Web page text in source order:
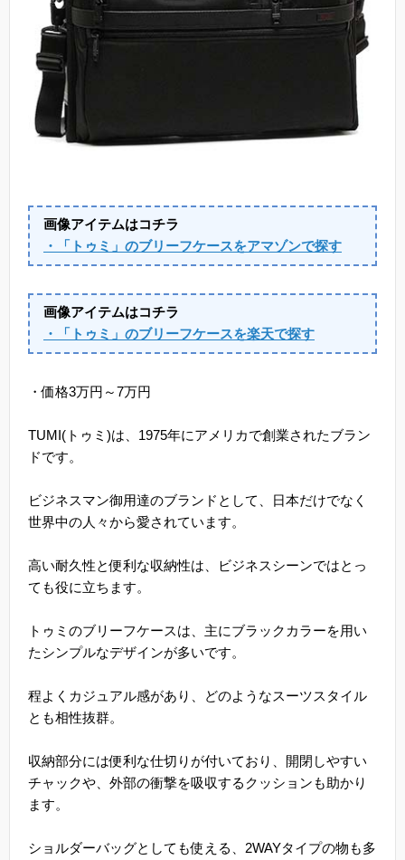
画像アイテムはコチラ
・「トゥミ」のブリーフケースをアマゾンで探す
画像アイテムはコチラ
・「トゥミ」のブリーフケースを楽天で探す
・価格3万円～7万円
TUMI(トゥミ)は、1975年にアメリカで創業されたブラン
ドです。
ビジネスマン御用達のブランドとして、日本だけでなく
世界中の人々から愛されています。
高い耐久性と便利な収納性は、ビジネスシーンではとっ
ても役に立ちます。
トゥミのブリーフケースは、主にブラックカラーを用い
たシンプルなデザインが多いです。
程よくカジュアル感があり、どのようなスーツスタイル
とも相性抜群。
収納部分には便利な仕切りが付いており、開閉しやすい
チャックや、外部の衝撃を吸収するクッションも助かり
ます。
ショルダーバッグとしても使える、2WAYタイプの物も多